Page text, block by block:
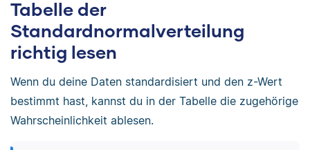
Tabelle der
Standardnormalverteilung
richtig lesen
Wenn du deine Daten standardisiert und den z-Wert
bestimmt hast, kannst du in der Tabelle die zugehörige
Wahrscheinlichkeit ablesen.